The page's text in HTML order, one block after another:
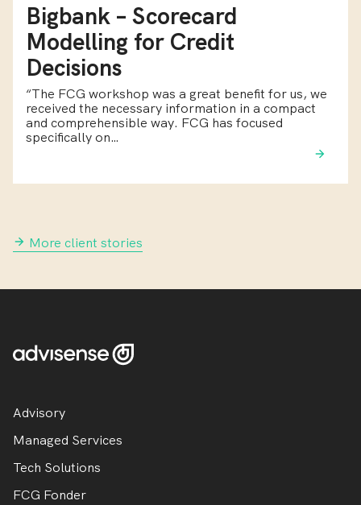
Bigbank – Scorecard
Modelling for Credit
Decisions
“The FCG workshop was a great benefit for us, we
received the necessary information in a compact
and comprehensible way. FCG has focused
specifically on…
More client stories
Advisory
Managed Services
Tech Solutions
FCG Fonder